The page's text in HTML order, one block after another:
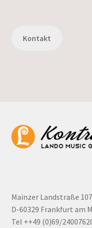
Kontakt
Mainzer Landstraße 107
D-60329 Frankfurt am
Tel ++49 (0)69/